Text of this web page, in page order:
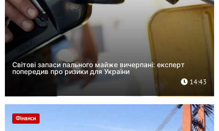
Світові запаси пального майже вичерпані: експерт
попередив про ризики для України
14:43
Фінанси